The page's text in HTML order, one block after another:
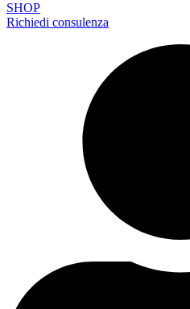
SHOP
Richiedi consulenza